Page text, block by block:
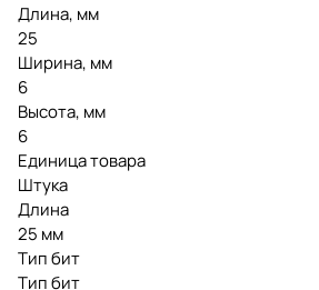
Длина, мм
25
Ширина, мм
6
Высота, мм
6
Единица товара
Штука
Длина
25 мм
Тип бит
Тип бит